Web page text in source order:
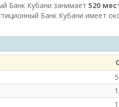
Банк Кубани занимает 520
Банк Кубани имеет